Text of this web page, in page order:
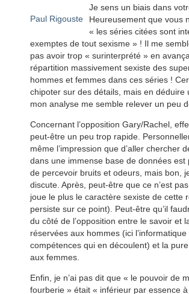
Paul Rigouste
Je sens un biais dans
Heureusement que vous
« les séries citées sont
exemptes de tout sexisme » ! Il me
pas avoir trop « surinterprété » en
répartition massivement sexiste des
hommes et femmes dans ces séries !
chipoter sur des détails, mais en déduire
mon analyse me semble relever un peu
Concernant l’opposition Gary/Rachel,
peut-être un peu trop rapide.
même l’impression que d’aller chercher
dans une immense base de données est
de percevoir bruits et odeurs, mais bon,
discute. Après, peut-être que ce n’est
joue le plus le caractère sexiste de cette
persiste sur ce point). Peut-être qu’il
du côté de l’opposition entre le savoir et
réservées aux hommes (ici
compétences qui en découlent) et la
aux femmes.
Enfin, je n’ai pas dit que « le pouvoir de
fourberie » était « inférieur par essence